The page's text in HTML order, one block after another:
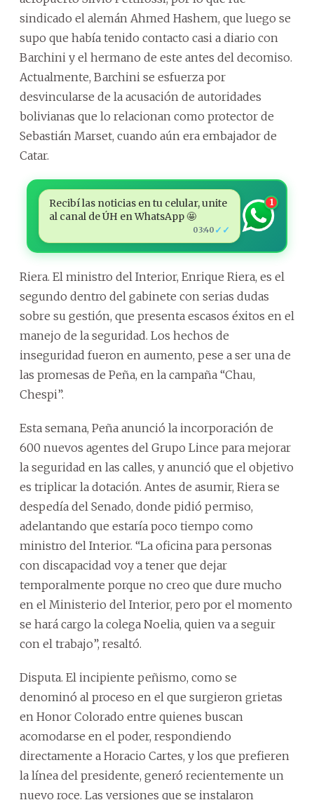
sindicado el alemán Ahmed Hashem, que luego se
supo que había tenido contacto casi a diario con
Barchini y el hermano de este antes del decomiso.
Actualmente, Barchini se esfuerza por
desvincularse de la acusación de autoridades
bolivianas que lo relacionan como protector de
Sebastián Marset, cuando aún era embajador de
Catar.
Recibí las noticias en tu celular, unite
al canal de ÚH en WhatsApp 🤩
03:40 ✓✓
1
Riera. El ministro del Interior, Enrique Riera, es el
segundo dentro del gabinete con serias dudas
sobre su gestión, que presenta escasos éxitos en el
manejo de la seguridad. Los hechos de
inseguridad fueron en aumento, pese a ser una de
las promesas de Peña, en la campaña “Chau,
Chespi”.
Esta semana, Peña anunció la incorporación de
600 nuevos agentes del Grupo Lince para mejorar
la seguridad en las calles, y anunció que el objetivo
es triplicar la dotación. Antes de asumir, Riera se
despedía del Senado, donde pidió permiso,
adelantando que estaría poco tiempo como
ministro del Interior. “La oficina para personas
con discapacidad voy a tener que dejar
temporalmente porque no creo que dure mucho
en el Ministerio del Interior, pero por el momento
se hará cargo la colega Noelia, quien va a seguir
con el trabajo”, resaltó.
Disputa. El incipiente peñismo, como se
denominó al proceso en el que surgieron grietas
en Honor Colorado entre quienes buscan
acomodarse en el poder, respondiendo
directamente a Horacio Cartes, y los que prefieren
la línea del presidente, generó recientemente un
nuevo roce. Las versiones que se instalaron